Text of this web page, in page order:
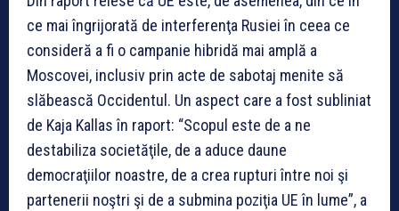
ce mai îngrijorată de interferenţa Rusiei în ceea ce
consideră a fi o campanie hibridă mai amplă a
Moscovei, inclusiv prin acte de sabotaj menite să
slăbească Occidentul. Un aspect care a fost subliniat
de Kaja Kallas în raport: “Scopul este de a ne
destabiliza societăţile, de a aduce daune
democraţiilor noastre, de a crea rupturi între noi şi
partenerii noştri şi de a submina poziţia UE în lume”, a